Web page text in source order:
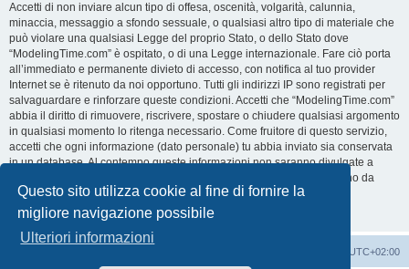
Questo sito utilizza cookie al fine di fornire la
migliore navigazione possibile
Ulteriori informazioni
Accetti di non inviare alcun tipo di offesa, oscenità, volgarità, calunnia,
minaccia, messaggio a sfondo sessuale, o qualsiasi altro tipo di materiale che
può violare una qualsiasi Legge del proprio Stato, o dello Stato dove
“ModelingTime.com” è ospitato, o di una Legge internazionale. Fare ciò porta
all’immediato e permanente divieto di accesso, con notifica al tuo provider
Internet se è ritenuto da noi opportuno. Tutti gli indirizzi IP sono registrati per
salvaguardare e rinforzare queste condizioni. Accetti che “ModelingTime.com”
abbia il diritto di rimuovere, riscrivere, spostare o chiudere qualsiasi argomento
in qualsiasi momento lo ritenga necessario. Come fruitore di questo servizio,
accetti che ogni informazione (dato personale) tu abbia inviato sia conservata
in un database. Al contempo queste informazioni non saranno divulgate a
nessuno senza il tuo consenso, né “ModelingTime.com” o phpBB sono da
ritenersi responsabili per qualsiasi violazione al sistema che possa
compromettere queste informazioni.
UTC+02:00